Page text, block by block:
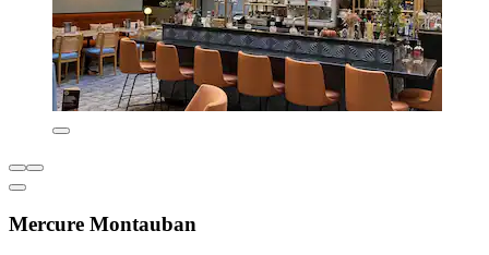
Mercure Montauban